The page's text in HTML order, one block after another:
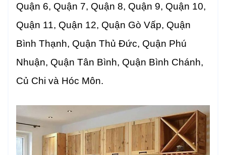
Quận 6, Quận 7, Quận 8, Quận 9, Quận 10,
Quận 11, Quận 12, Quận Gò Vấp, Quận
Bình Thạnh, Quận Thủ Đức, Quận Phú
Nhuận, Quận Tân Bình, Quận Bình Chánh,
Củ Chi và Hóc Môn.